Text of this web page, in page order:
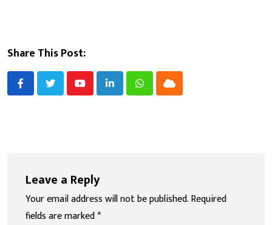
Share This Post:
YoutubeLinkedInWhatsappCloud
Leave a Reply
Your email address will not be published.Required
fields are marked*